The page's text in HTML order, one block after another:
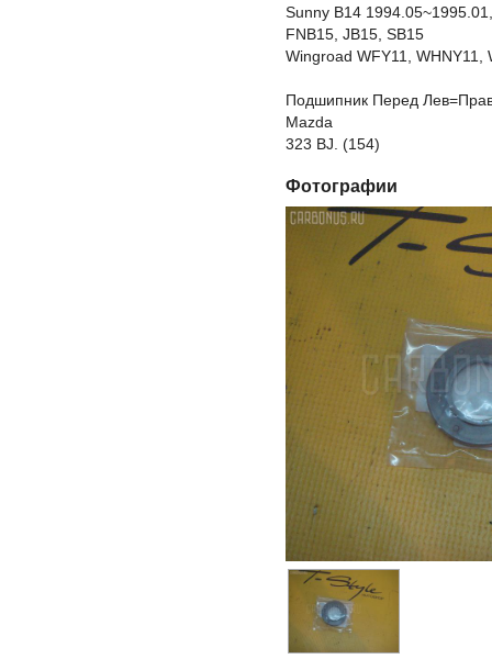
Sunny B14
FNB15, JB15, SB15
Wingroad WFY11, WHNY11,
Подшипник Перед
Mazda
323 BJ. (154)
Фотографии